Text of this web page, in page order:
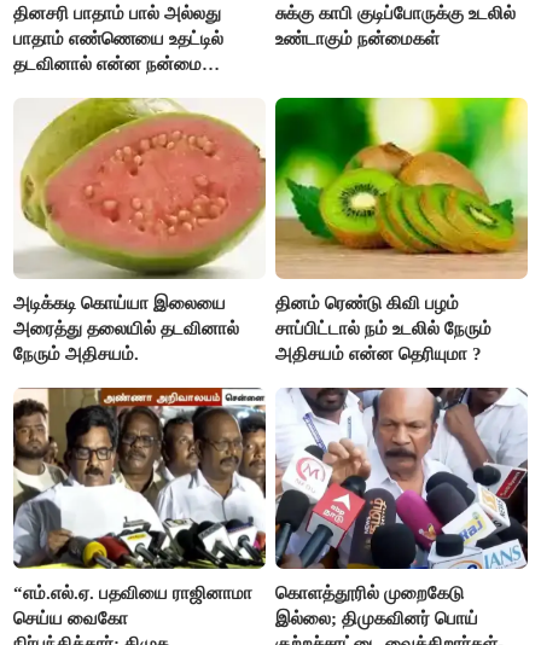
தினசரி பாதாம் பால் அல்லது
பாதாம் எண்ணெயை உதட்டில்
தடவினால் என்ன நன்மை
சுக்கு காபி குடிப்போருக்கு உடலில்
உண்டாகும் நன்மைகள்
அடிக்கடி கொய்யா இலையை
அரைத்து தலையில் தடவினால்
நேரும் அதிசயம்.
தினம் ரெண்டு கிவி பழம்
சாப்பிட்டால் நம் உடலில் நேரும்
அதிசயம் என்ன தெரியுமா ?
“எம்.எல்.ஏ. பதவியை ராஜினாமா
செய்ய வைகோ
கொளத்தூரில் முறைகேடு
இல்லை; திமுகவினர் பொய்